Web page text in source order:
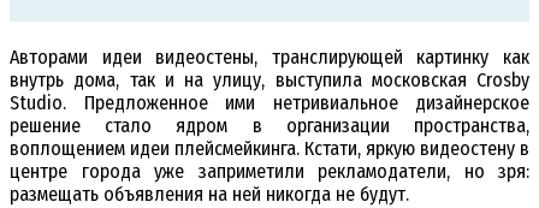
Авторами идеи видеостены, транслирующей картинку как
внутрь дома, так и на улицу, выступила московская Crosby
Studio. Предложенное ими нетривиальное дизайнерское
решение стало ядром в организации пространства,
воплощением идеи плейсмейкинга. Кстати, яркую видеостену в
центре города уже заприметили рекламодатели, но зря:
размещать объявления на ней никогда не будут.